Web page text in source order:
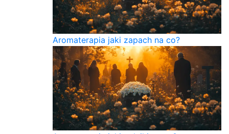
Aromaterapia jaki zapach na co?